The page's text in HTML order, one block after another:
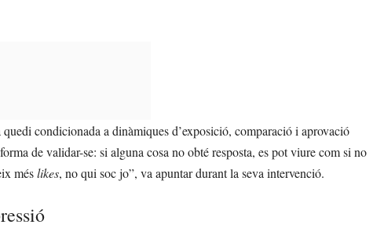
condicionada a dinàmiques d’exposició, comparació i aprovació
de validar-se: si alguna cosa no obté resposta, es pot viure com si no
méslikes, no qui soc jo”, va apuntar durant la seva intervenció.